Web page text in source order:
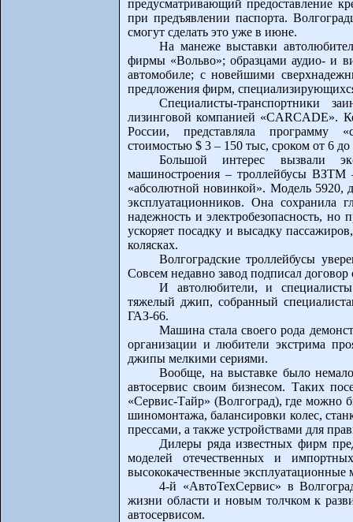
предусматривающий предоставление
при предъявлении паспорта.
смогут сделать это уже в июне.
На манеже выставки
фирмы «Вольво»; образцами аудио- и
автомобиле; с новейшими
предложения фирм,
Специалисты-транспортники
лизинговой компанией «CARCADE».
России, представляла программу
стоимостью $ 3 – 150 тыс, сроком от 6 до
Большой интерес вызвали
машиностроения – троллейбусы ВЗТМ
«абсолютной новинкой». Модель 5920,
эксплуатационников. Она
надежность и электробезопасность,
ускоряет посадку и высадку
колясках.
Волгоградские троллейбусы
Совсем недавно завод подписал
И автолюбители, и
тяжелый джип, собранный
ГАЗ-66.
Машина стала своего рода
организации и любители экстрима
джипы мелкими сериями.
Вообще, на выставке было
автосервис своим бизнесом. Таких
«Сервис-Тайр» (Волгоград), где можно
шиномонтажа, балансировки колес,
прессами, а также устройствами для
Дилеры ряда известных фирм
моделей отечественных и
высококачественные
4-й «АвтоТехСервис» в
жизни области и новым толчком к
автосервисом.